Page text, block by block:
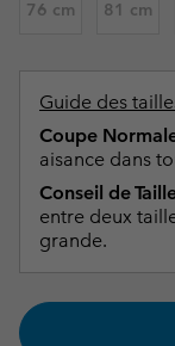
76 cm 81 cm
Guide des
Coupe
aisance dans
Conseil de
entre deux
grande.